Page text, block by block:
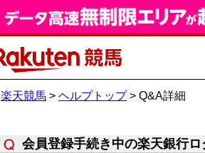
楽天競馬 > ヘルプトップ> Q&A詳細
会員登録手続き中の楽天銀行